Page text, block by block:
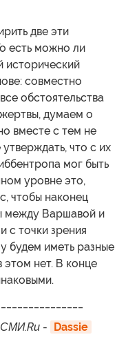
две эти
есть можно ли
исторический
совместно
обстоятельства
думаем о
вместе с тем не
что с их
мог быть
уровне это,
чтобы наконец
между Варшавой и
с точки зрения
будем иметь разные
этом нет. В конце
- Dassie